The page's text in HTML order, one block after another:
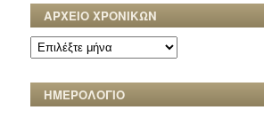
ΑΡΧΕΙΟ ΧΡΟΝΙΚΩΝ
ΑΡΧΕΙΟ
ΧΡΟΝΙΚΩΝ
ΗΜΕΡΟΛΟΓΙΟ